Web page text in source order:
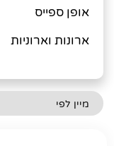
אופן ספייס
ארונות וארוניות